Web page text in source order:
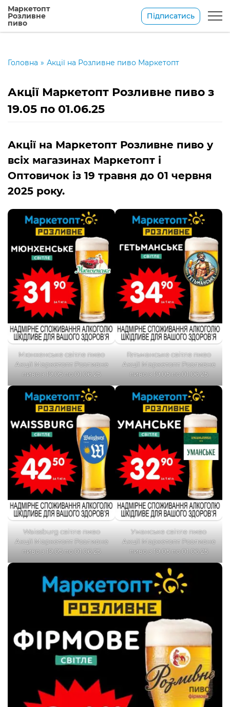
Маркетопт
Розливне
пиво
Підписатись
Головна » Акції на Розливне пиво Маркетопт
Акції Маркетопт Розливне пиво з
19.05 по 01.06.25
Акції на Маркетопт Розливне пиво у
всіх магазинах Маркетопт і
Оптовичок із 19 травня до 01 червня
2025 року.
Мюнхенське світле пиво
Акції Маркетопт Розливне
пиво з 19.05 по 01.06.25
Гетьманське світле пиво
Акції Маркетопт Розливне
пиво з 19.05 по 01.06.25
Waissburg світле пиво
Акції Маркетопт Розливне
пиво з 19.05 по 01.06.25
Уманське світле пиво
Акції Маркетопт Розливне
пиво з 19.05 по 01.06.25